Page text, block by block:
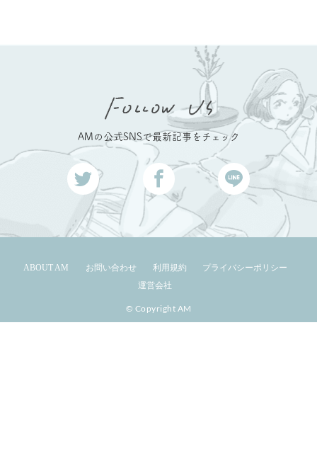
AMの公式SNSで最新記事をチェック
ABOUT AM お問い合わせ 利用規約
プライバシーポリシー
運営会社
© Copyright AM